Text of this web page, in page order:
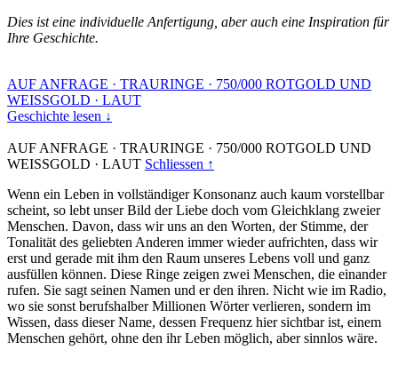
Dies ist eine individuelle Anfertigung, aber auch eine Inspiration für
Ihre Geschichte.
AUF ANFRAGE · TRAURINGE · 750/000 ROTGOLD UND
WEISSGOLD · LAUT
Geschichte lesen ↓
AUF ANFRAGE · TRAURINGE · 750/000 ROTGOLD UND
WEISSGOLD · LAUT Schliessen ↑
Wenn ein Leben in vollständiger Konsonanz auch kaum vorstellbar
scheint, so lebt unser Bild der Liebe doch vom Gleichklang zweier
Menschen. Davon, dass wir uns an den Worten, der Stimme, der
Tonalität des geliebten Anderen immer wieder aufrichten, dass wir
erst und gerade mit ihm den Raum unseres Lebens voll und ganz
ausfüllen können. Diese Ringe zeigen zwei Menschen, die einander
rufen. Sie sagt seinen Namen und er den ihren. Nicht wie im Radio,
wo sie sonst berufshalber Millionen Wörter verlieren, sondern im
Wissen, dass dieser Name, dessen Frequenz hier sichtbar ist, einem
Menschen gehört, ohne den ihr Leben möglich, aber sinnlos wäre.